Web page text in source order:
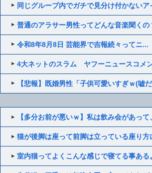
同じグループ内でガチで見分け付かないア
普通のアラサー男性ってどんな音楽聞くの
令和8年8月8日 芸能界で吉報続々ってニ...
4大ネットのスラム ヤフーニュースコメ
【悲報】既婚男性「子供可愛いすぎｗ(嘘
【多分お前が悪いｗ】私は飲み会があって
猫が後脚は座って前脚は立っている座り方
室内猫ってよくこんな感じで寝てる事ある